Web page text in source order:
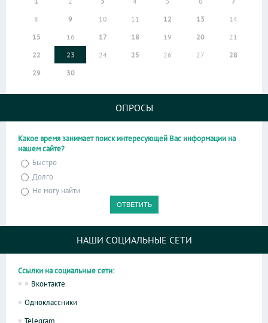
8
9 10 11 12 13
14
15
16 17 18 19 20
21
22
23 24 25 26 27
28
29
30
ОПРОСЫ
Какое время занимает поиск интересующей Вас информации на
нашем сайте?
Быстро
Долго
Не могу найти
НАШИ СОЦИАЛЬНЫЕ СЕТИ
Ссылки на социальные сети:
Вконтакте
Одноклассники
Telegram